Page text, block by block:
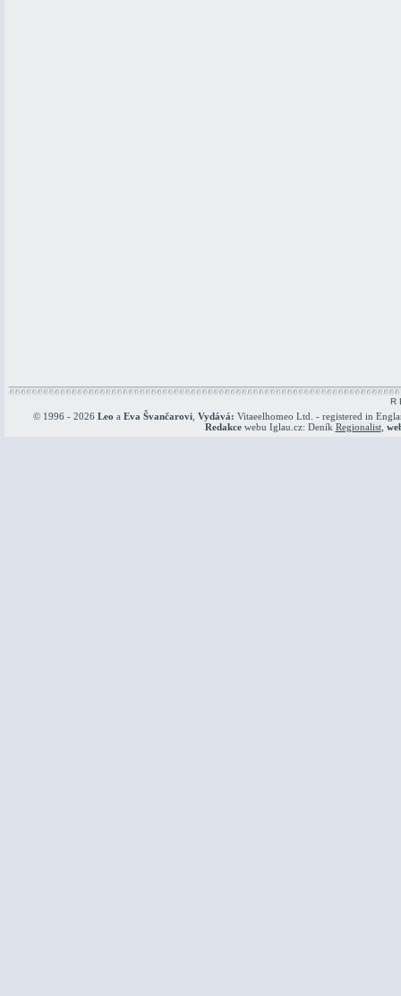
R
© 1996 - 2026 Leo a Eva Švančarovi Vydává: Vitaeelhomeo Ltd. - registered in
Redakcewebu Iglau.cz: Deník Regionalist,